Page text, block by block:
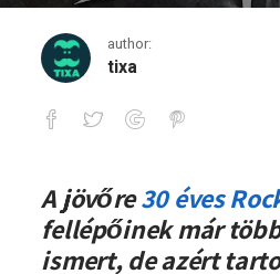
author:
tixa
Thrash, death és
A jövőre30 éves
fellépőinek már
ismert, de azért